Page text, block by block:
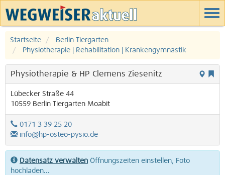
Startseite
Berlin Tiergarten
Physiotherapie | Rehabilitation | Krankengymnastik
Physiotherapie & HP Clemens Ziesenitz
Lübecker Straße 44
10559 Berlin Tiergarten Moabit
0171 3 39 25 20
info@hp-osteo-pysio.de
Datensatz verwalten Öffnungszeiten einstellen, Foto
hochladen...